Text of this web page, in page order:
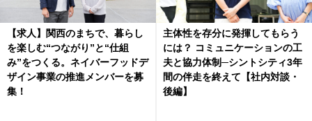
【求人】関西のまちで、暮らし
を楽しむ“つながり”と“仕組
み”をつくる。ネイバーフッドデ
ザイン事業の推進メンバーを募
集！
主体性を存分に発揮してもらう
には？ コミュニケーションの工
夫と協力体制─シントシティ3年
間の伴走を終えて【社内対談・
後編】